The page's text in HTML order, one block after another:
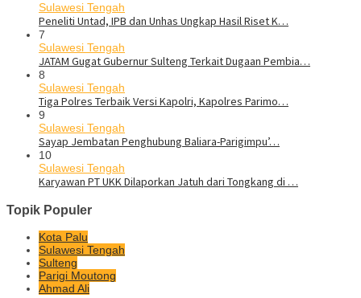
Sulawesi Tengah
Peneliti Untad, IPB dan Unhas Ungkap Hasil Riset K…
7
Sulawesi Tengah
JATAM Gugat Gubernur Sulteng Terkait Dugaan Pembia…
8
Sulawesi Tengah
Tiga Polres Terbaik Versi Kapolri, Kapolres Parimo…
9
Sulawesi Tengah
Sayap Jembatan Penghubung Baliara-Parigimpu’…
10
Sulawesi Tengah
Karyawan PT UKK Dilaporkan Jatuh dari Tongkang di …
Topik Populer
Kota Palu
Sulawesi Tengah
Sulteng
Parigi Moutong
Ahmad Ali